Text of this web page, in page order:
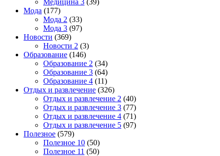
Медицина 3 (39)
Мода (177)
Мода 2 (33)
Мода 3 (97)
Новости (369)
Новости 2 (3)
Образование (146)
Образование 2 (34)
Образование 3 (64)
Образование 4 (11)
Отдых и развлечение (326)
Отдых и развлечение 2 (40)
Отдых и развлечение 3 (77)
Отдых и развлечение 4 (71)
Отдых и развлечение 5 (97)
Полезное (579)
Полезное 10 (50)
Полезное 11 (50)